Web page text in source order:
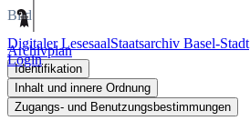
Digitaler LesesaalStaatsarchiv Basel-Stadt
Login
Bild
Archivplan
Identifikation
Inhalt und innere Ordnung
Zugangs- und Benutzungsbestimmungen